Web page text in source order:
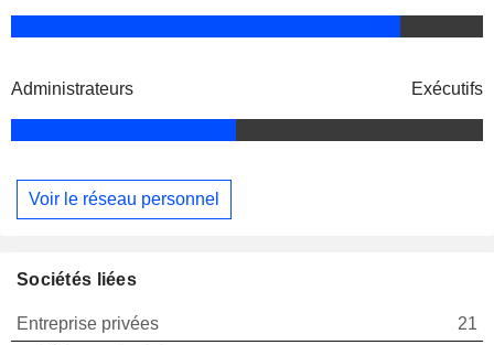
Administrateurs Exécutifs
Voir le réseau personnel
Sociétés liées
Entreprise privées
21